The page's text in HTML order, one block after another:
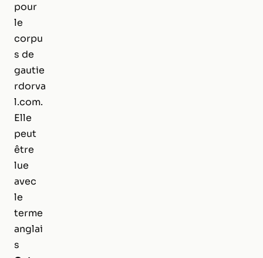
pour
le
corpu
s de
gautie
rdorva
l.com.
Elle
peut
être
lue
avec
le
terme
anglai
s